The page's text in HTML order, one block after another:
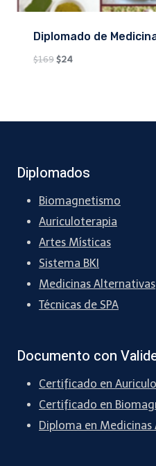
Diplomado de
$169Original
$24Current
Diplomados
Biomagnetismo
Auriculoterapia
Artes Místicas
Sistema BKI
Medicinas Alternativas
Técnicas de SPA
Documento con
Certificado en
Certificado en
Diploma en